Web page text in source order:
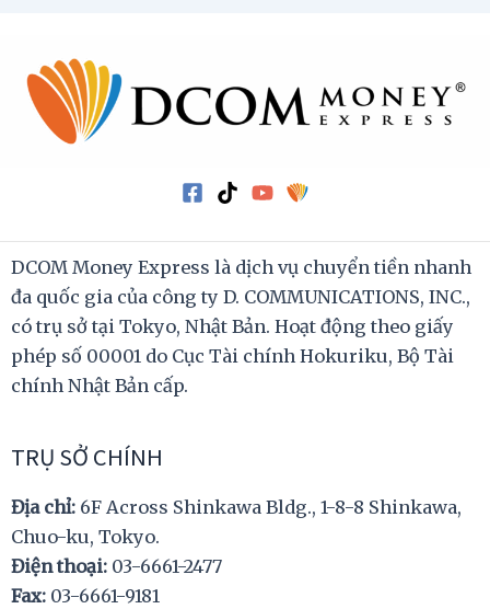
DCOM Money Express là dịch vụ chuyển tiền nhanh
đa quốc gia của công ty D. COMMUNICATIONS, INC.,
có trụ sở tại Tokyo, Nhật Bản. Hoạt động theo giấy
phép số 00001 do Cục Tài chính Hokuriku, Bộ Tài
chính Nhật Bản cấp.
TRỤ SỞ CHÍNH
Địa chỉ: 6F Across Shinkawa Bldg., 1-8-8 Shinkawa,
Chuo-ku, Tokyo.
Điện thoại: 03-6661-2477
Fax: 03-6661-9181